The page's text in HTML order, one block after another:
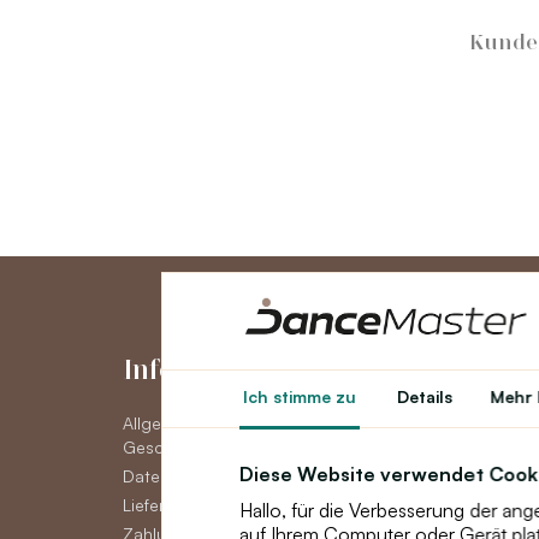
Ich stimme zu Details Mehr
Diese Website verwendet
Hallo, für die Verbesserung der
auf Ihrem Computer oder Gerät
Informationen
Allgemeine
Geschäftsbedingungen
Datenschutzerklärung DSGVO
Lieferoptionen
Zahlungsmöglichkeiten
Konto
Konto
Newsletter